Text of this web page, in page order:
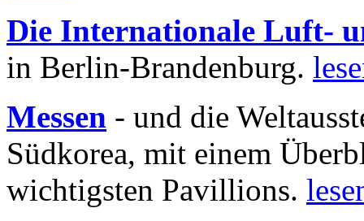
Die Internationale Luft-
in Berlin-Brandenburg.
Messen - und die
Südkorea, mit einem
wichtigsten Pavillions.